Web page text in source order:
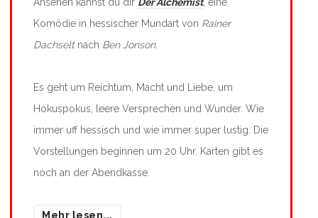
Komödie in hessischer Mundart von Rainer
Dachseltnach Ben Jonson.
Es geht um Reichtum, Macht und Liebe, um
Hokuspokus, leere Versprechen und Wunder. Wie
immer uff hessisch und wie immer super lustig. Die
Vorstellungen beginnen um 20 Uhr. Karten gibt es
noch an der Abendkasse.
Mehr lesen...